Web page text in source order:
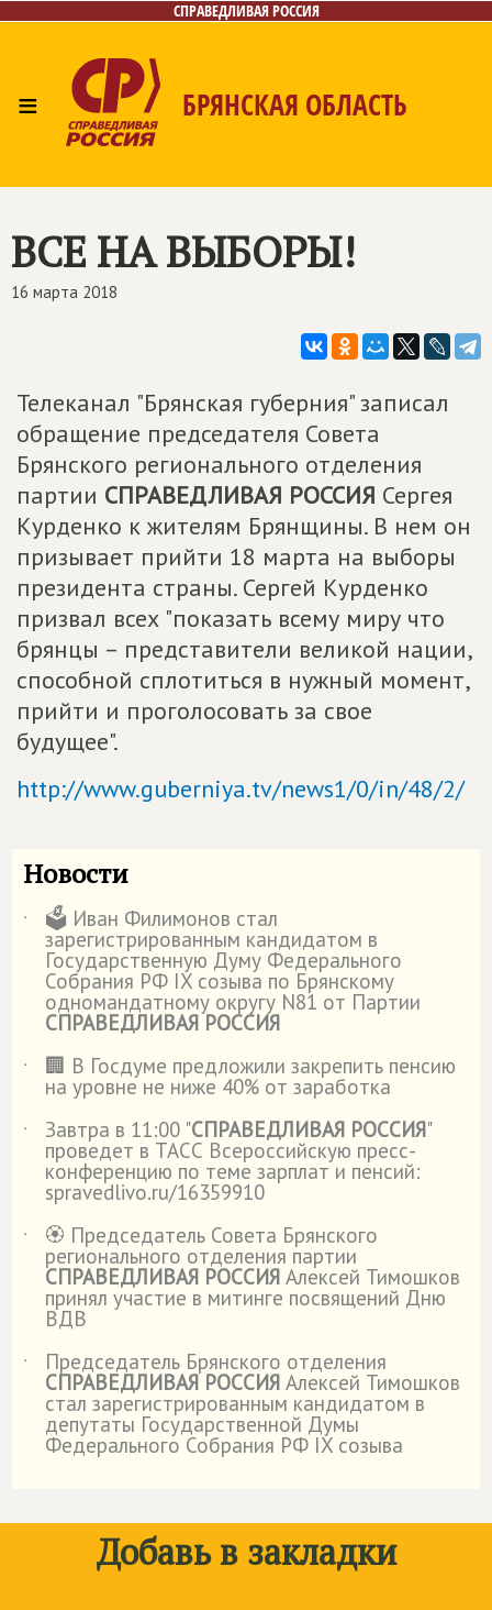
СПРАВЕДЛИВАЯ РОССИЯ
≡ БРЯНСКАЯ ОБЛАСТЬ
Контакты
ВСЕ НА ВЫБОРЫ!
16 марта 2018
Телеканал "Брянская губерния" записал
обращение председателя Совета
Брянского регионального отделения
партии СПРАВЕДЛИВАЯ РОССИЯ Сергея
Курденко к жителям Брянщины. В нем он
призывает прийти 18 марта на выборы
президента страны. Сергей Курденко
призвал всех "показать всему миру что
брянцы – представители великой нации,
способной сплотиться в нужный момент,
прийти и проголосовать за свое
будущее".
http://www.guberniya.tv/news1/0/in/48/2/
Новости
˙ 🗳️ Иван Филимонов стал
зарегистрированным кандидатом в
Государственную Думу Федерального
Собрания РФ IX созыва по Брянскому
одномандатному округу N81 от Партии
СПРАВЕДЛИВАЯ РОССИЯ
˙
🏢 В Госдуме предложили закрепить пенсию
на уровне не ниже 40% от заработка
˙
Завтра в 11:00 "СПРАВЕДЛИВАЯ РОССИЯ"
проведет в ТАСС Всероссийскую пресс-
конференцию по теме зарплат и пенсий:
spravedlivo.ru/16359910
˙
🏵️ Председатель Совета Брянского
регионального отделения партии
СПРАВЕДЛИВАЯ РОССИЯ Алексей Тимошков
принял участие в митинге посвящений Дню
ВДВ
˙
Председатель Брянского отделения
СПРАВЕДЛИВАЯ РОССИЯ Алексей Тимошков
стал зарегистрированным кандидатом в
депутаты Государственной Думы
Федерального Собрания РФ IX созыва
Добавь в закладки